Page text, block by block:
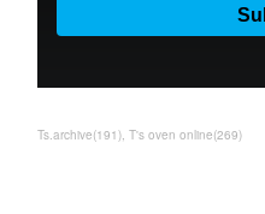
Ts.archive(191) T's oven online(269)